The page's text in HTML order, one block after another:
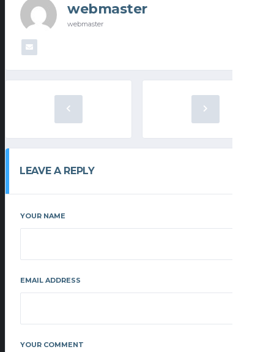
webmaster
webmaster
LEAVE A REPLY
YOUR NAME
EMAIL ADDRESS
YOUR COMMENT